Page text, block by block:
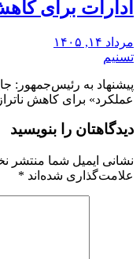
ادارات برای
مرداد ۱۴, ۱۴۰۵
تسنیم
پیشنهاد به رئیس‌جمهور:
عملکرد» برای کاهش
دیدگاهتان را بنویسید
نشانی ایمیل شما منتشر
علامت‌گذاری شده‌اند *